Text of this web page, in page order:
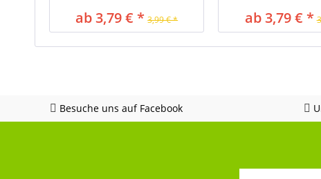
ab 3,79 € * 3,99 € * ab 3,79 € *
Besuche uns auf Facebook